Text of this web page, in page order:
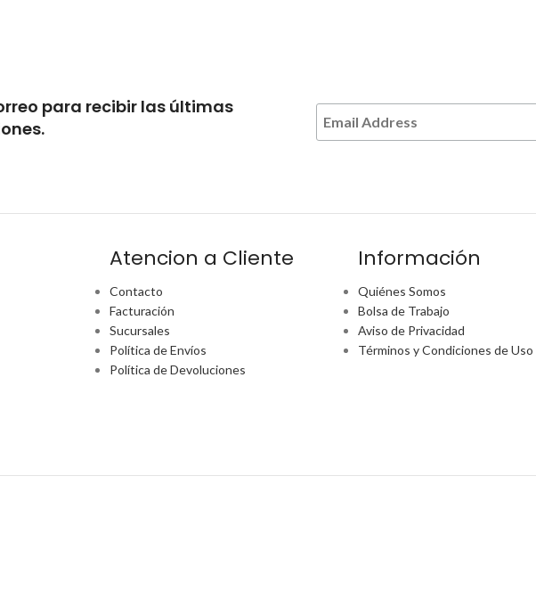
para recibir las últimas
Atencion a Cliente
Contacto
Facturación
Sucursales
Política de Envíos
Política de Devoluciones
Información
Quiénes Somos
Bolsa de Trabajo
Aviso de Privacidad
Términos y Condiciones de Uso